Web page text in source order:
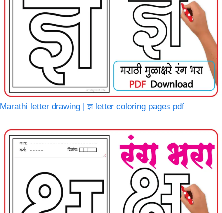
Marathi letter drawing | ज्ञ letter coloring pages pdf